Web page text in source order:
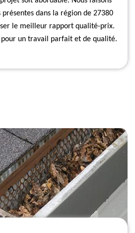
dans la région de 27380
le meilleur rapport qualité-prix.
pour un travail parfait et de qualité.